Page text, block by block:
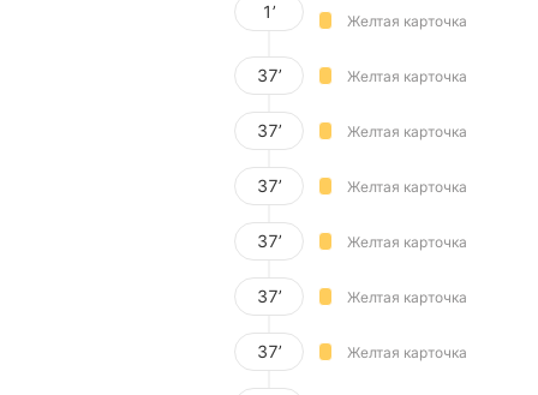
1’ Желтая карточка
37’ Желтая карточка
37’ Желтая карточка
37’ Желтая карточка
37’ Желтая карточка
37’ Желтая карточка
37’ Желтая карточка